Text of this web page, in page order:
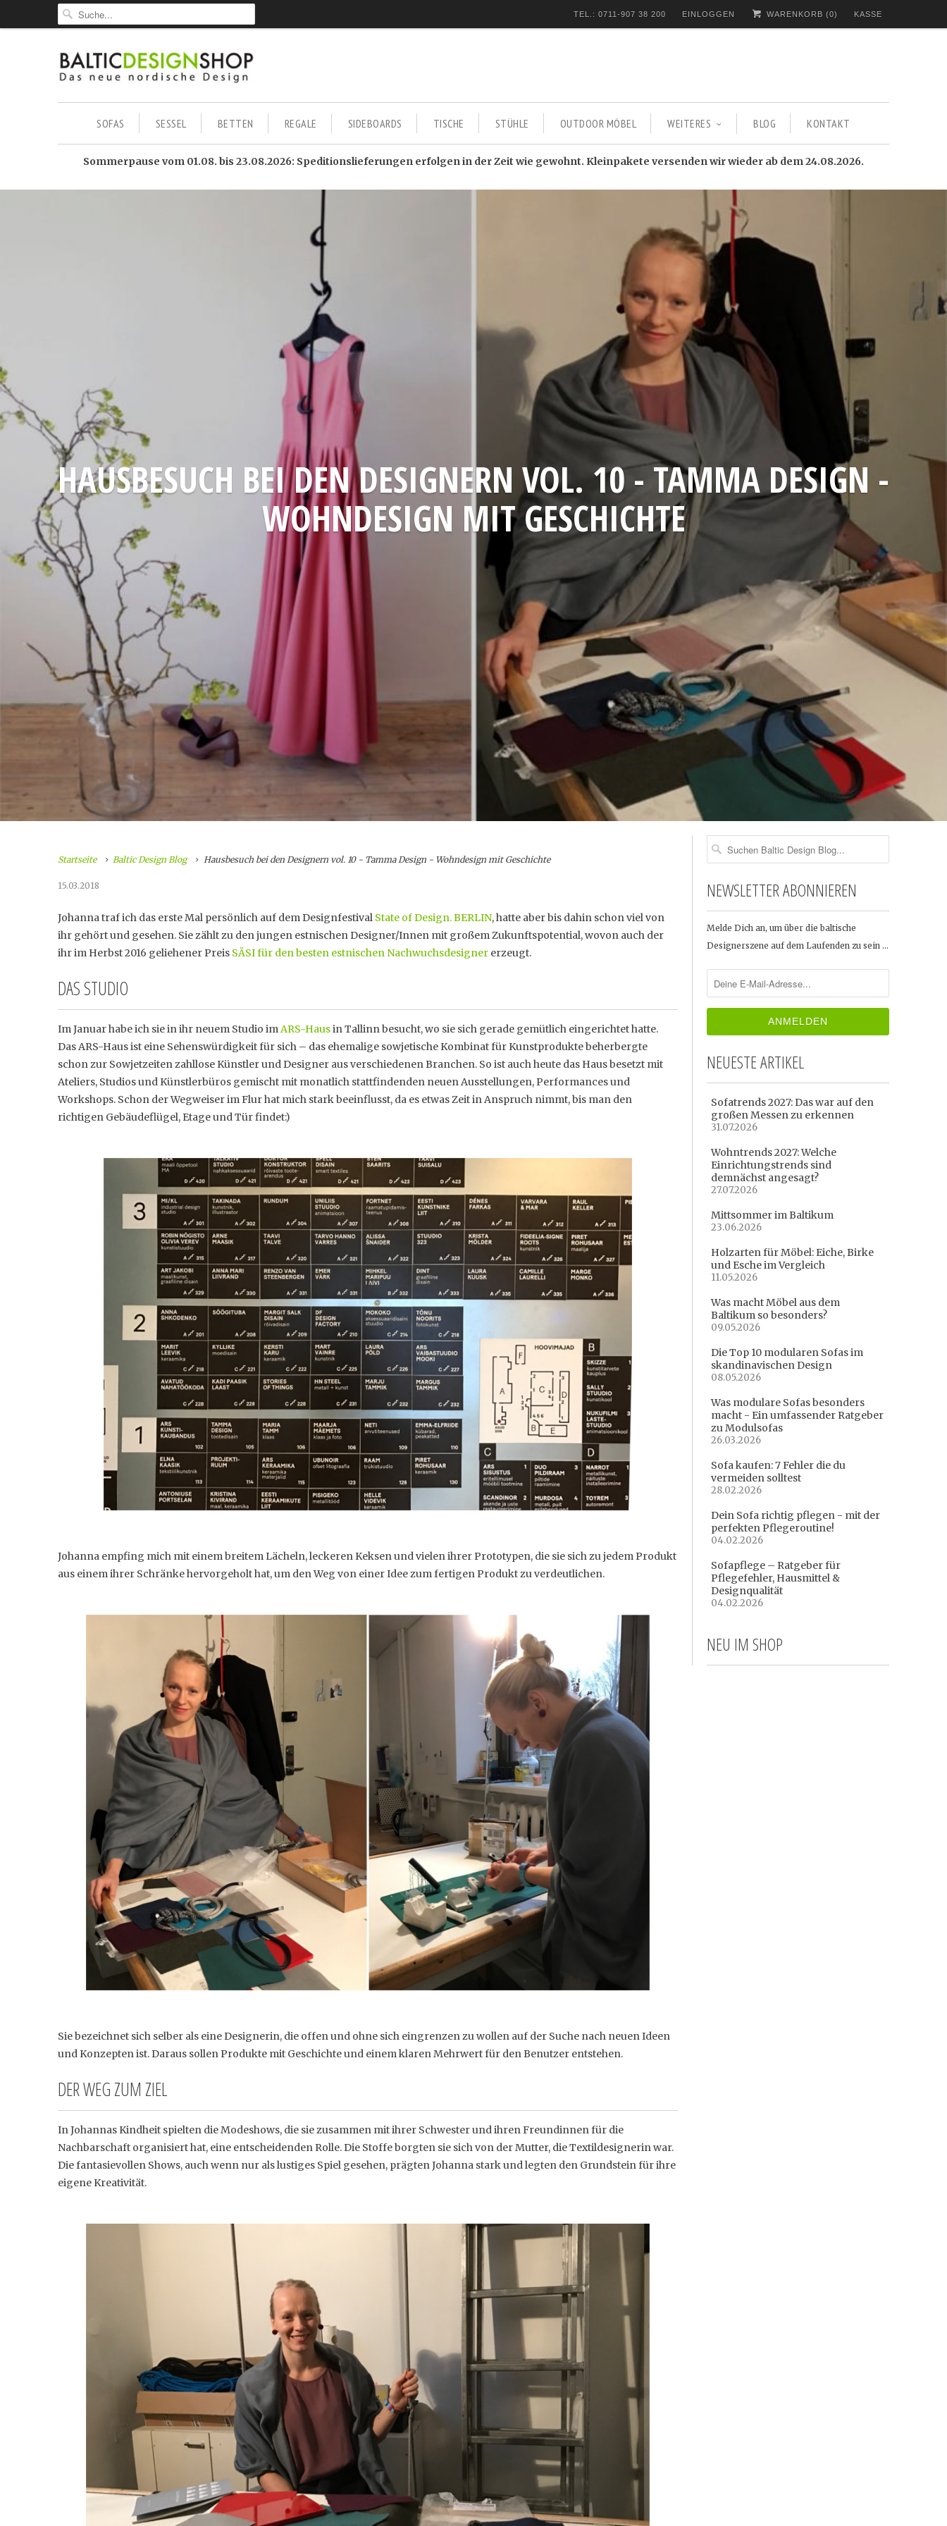
TEL.: 0711-907 38 200 EINLOGGEN WARENKORB (0) KASSE
SOFAS SESSEL BETTEN REGALE SIDEBOARDS TISCHE STÜHLE OUTDOOR MÖBEL WEITERES BLOG KONTAKT
Sommerpause vom 01.08. bis 23.08.2026: Speditionslieferungen erfolgen in der Zeit wie gewohnt. Kleinpakete versenden wir wieder ab dem 24.08.2026.
HAUSBESUCH BEI DEN DESIGNERN VOL. 10 - TAMMA DESIGN -
WOHNDESIGN MIT GESCHICHTE
Startseite Baltic Design Blog Hausbesuch bei den Designern vol. 10 - Tamma Design - Wohndesign mit Geschichte
15.03.2018
Johanna traf ich das erste Mal persönlich auf dem Designfestival State of Design. BERLIN, hatte aber bis dahin schon viel von
ihr gehört und gesehen. Sie zählt zu den jungen estnischen Designer/Innen mit großem Zukunftspotential, wovon auch der
ihr im Herbst 2016 geliehener Preis SÄSI für den besten estnischen Nachwuchsdesigner erzeugt.
DAS STUDIO
Im Januar habe ich sie in ihr neuem Studio imARS-Hausin Tallinn besucht, wo sie sich gerade gemütlich eingerichtet hatte.
Das ARS-Haus ist eine Sehenswürdigkeit für sich – das ehemalige sowjetische Kombinat für Kunstprodukte beherbergte
schon zur Sowjetzeiten zahllose Künstler und Designer aus verschiedenen Branchen. So ist auch heute das Haus besetzt mit
Ateliers, Studios und Künstlerbüros gemischt mit monatlich stattfindenden neuen Ausstellungen, Performances und
Workshops. Schon der Wegweiser im Flur hat mich stark beeinflusst, da es etwas Zeit in Anspruch nimmt, bis man den
richtigen Gebäudeflügel, Etage und Tür findet:)
Johanna empfing mich mit einem breitem Lächeln, leckeren Keksen und vielen ihrer Prototypen, die sie sich zu jedem Produkt
aus einem ihrer Schränke hervorgeholt hat, um den Weg von einer Idee zum fertigen Produkt zu verdeutlichen.
Sie bezeichnet sich selber als eine Designerin, die offen und ohne sich eingrenzen zu wollen auf der Suche nach neuen Ideen
und Konzepten ist. Daraus sollen Produkte mit Geschichte und einem klaren Mehrwert für den Benutzer entstehen.
DER WEG ZUM ZIEL
In Johannas Kindheit spielten die Modeshows, die sie zusammen mit ihrer Schwester und ihren Freundinnen für die
Nachbarschaft organisiert hat, eine entscheidenden Rolle. Die Stoffe borgten sie sich von der Mutter, die Textildesignerin war.
Die fantasievollen Shows, auch wenn nur als lustiges Spiel gesehen, prägten Johanna stark und legten den Grundstein für ihre
eigene Kreativität.
NEWSLETTER ABONNIEREN
Melde Dich an, um über die baltische
Designerszene auf dem Laufenden zu sein …
NEUESTE ARTIKEL
Sofatrends 2027: Das war auf den
großen Messen zu erkennen
31.07.2026
Wohntrends 2027: Welche
Einrichtungstrends sind
demnächst angesagt?
27.07.2026
Mittsommer im Baltikum
23.06.2026
Holzarten für Möbel: Eiche, Birke
und Esche im Vergleich
11.05.2026
Was macht Möbel aus dem
Baltikum so besonders?
09.05.2026
Die Top 10 modularen Sofas im
skandinavischen Design
08.05.2026
Was modulare Sofas besonders
macht - Ein umfassender Ratgeber
zu Modulsofas
26.03.2026
Sofa kaufen: 7 Fehler die du
vermeiden solltest
28.02.2026
Dein Sofa richtig pflegen - mit der
perfekten Pflegeroutine!
04.02.2026
Sofapflege – Ratgeber für
Pflegefehler, Hausmittel &
Designqualität
04.02.2026
NEU IM SHOP